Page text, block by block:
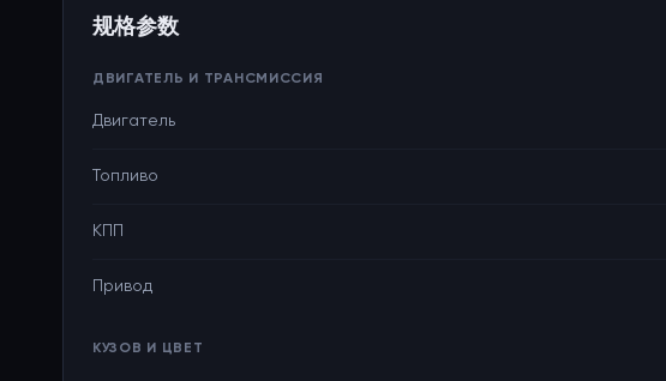
规格参数
ДВИГАТЕЛЬ И ТРАНСМИССИЯ
Двигатель
Топливо
КПП
Привод
КУЗОВ И ЦВЕТ